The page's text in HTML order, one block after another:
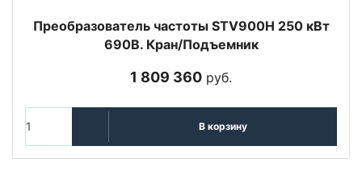
Преобразователь частоты STV900H 250 кВт
690В. Кран/Подъемник
1 809 360 руб.
В корзину